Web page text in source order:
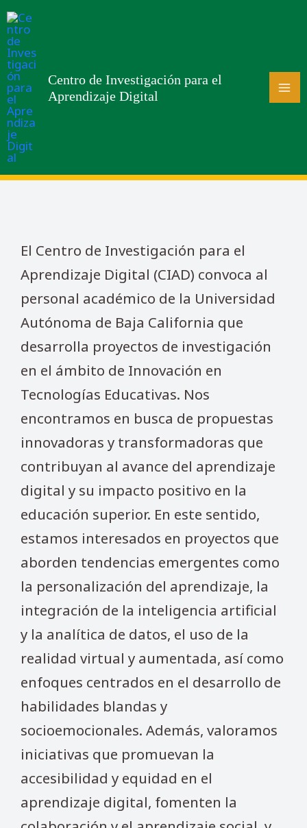
Centro de Investigación para el
Aprendizaje Digital
El Centro de Investigación para el
Aprendizaje Digital (CIAD) convoca al
personal académico de la Universidad
Autónoma de Baja California que
desarrolla proyectos de investigación
en el ámbito de Innovación en
Tecnologías Educativas. Nos
encontramos en busca de propuestas
innovadoras y transformadoras que
contribuyan al avance del aprendizaje
digital y su impacto positivo en la
educación superior. En este sentido,
estamos interesados en proyectos que
aborden tendencias emergentes como
la personalización del aprendizaje, la
integración de la inteligencia artificial
y la analítica de datos, el uso de la
realidad virtual y aumentada, así como
enfoques centrados en el desarrollo de
habilidades blandas y
socioemocionales. Además, valoramos
iniciativas que promuevan la
accesibilidad y equidad en el
aprendizaje digital, fomenten la